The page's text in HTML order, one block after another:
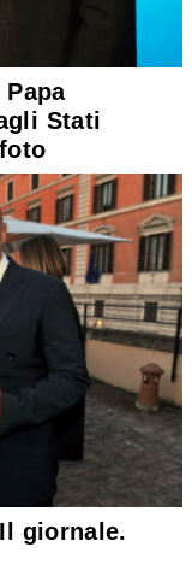
Stati
giornale.